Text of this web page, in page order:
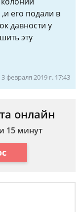
его подали в
давности у
эту
3 февраля 2019 г. 17:43
онлайн
15 минут